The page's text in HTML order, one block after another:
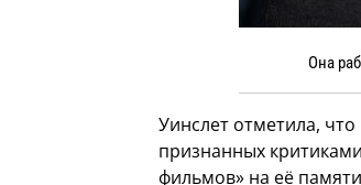
Она
Уинслет отметила,
признанных
фильмов» на её